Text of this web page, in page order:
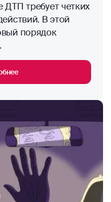
ДТП требует четких
В этой
порядок